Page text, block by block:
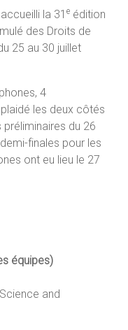
la 31 e édition
des Droits de
25 au 30 juillet
4
les deux côtés
du 26
finales pour les
ont eu lieu le 27
équipes)
and